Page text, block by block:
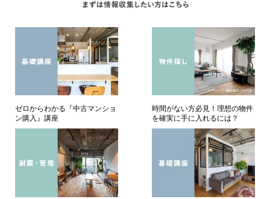
ゼロからわかる『中古マンショ
ン購入』講座
時間がない方必見！理想の物件
を確実に手に入れるには？